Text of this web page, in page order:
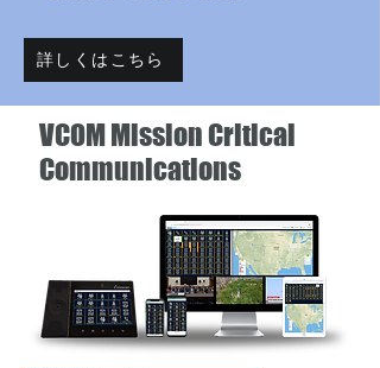
詳しくはこちら
VCOM Mission Critical
Communications